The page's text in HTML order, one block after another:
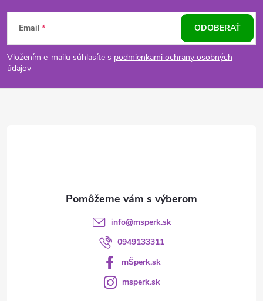
Z
á
p
Email
Vložením e-mailu súhlasíte s podmienkami ochrany osobných
údajov
ODOBERAŤ
info@msperk.sk
0949133311
mŠperk.sk
msperk.sk